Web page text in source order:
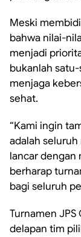
Meski
bahwa nilai-
menjadi
bukanlah
menjaga
sehat.
“Kami ingin
adalah
lancar dengan
berharap
bagi seluruh
Turnamen
delapan tim